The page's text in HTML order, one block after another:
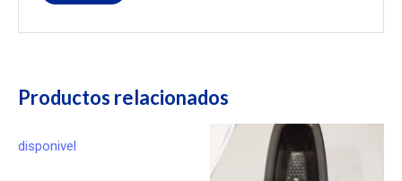
Productos relacionados
disponivel